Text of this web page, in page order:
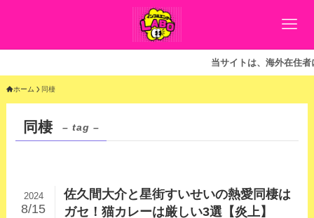
当サイトは、海外在住者
ホーム 同棲
同棲 – tag –
佐久間大介と星街すいせいの熱愛同棲は
ガセ！猫カレーは厳しい3選【炎上】
2024
8/15